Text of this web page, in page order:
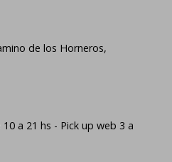
de los Horneros,
a 21 hs - Pick up web 3 a